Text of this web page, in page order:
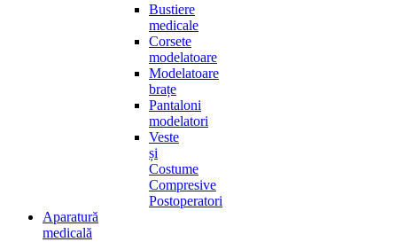
Bustiere
medicale
Corsete
modelatoare
Modelatoare
brațe
Pantaloni
modelatori
Veste
și
Costume
Compresive
Postoperatori
Aparatură
medicală